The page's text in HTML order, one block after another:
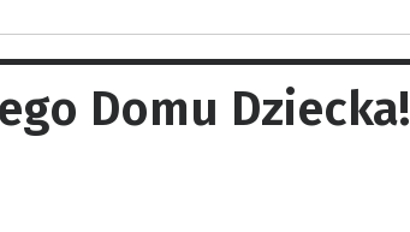
Domu Dziecka!